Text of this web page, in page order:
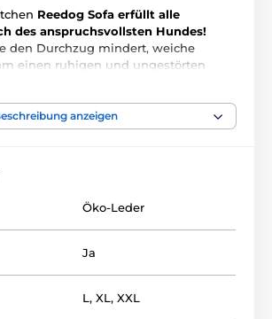
Reedog Sofa erfüllt alle
des anspruchsvollsten Hundes!
den Durchzug mindert, weiche
einen ruhigen und ungestörten
Matratze - Gewebe aus
REEDOG Sofa sind hochwertige
anzeigen
Öko-Leder
Ja
L, XL, XXL